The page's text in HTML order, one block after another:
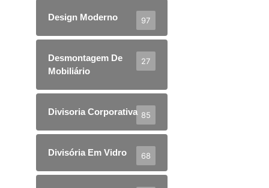
Design Moderno 97
Desmontagem De
Mobiliário
27
Divisoria Corporativa 85
Divisória Em Vidro 68